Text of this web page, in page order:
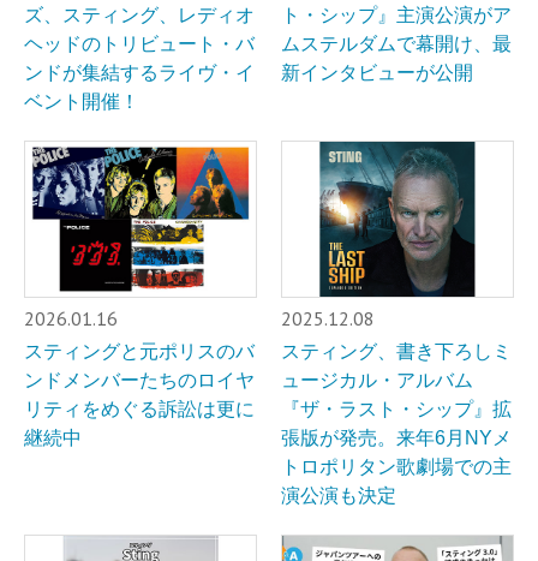
ズ、スティング、レディオ
ヘッドのトリビュート・バ
ンドが集結するライヴ・イ
ベント開催！
ト・シップ』主演公演がア
ムステルダムで幕開け、最
新インタビューが公開
2026.01.16
スティングと元ポリスのバ
ンドメンバーたちのロイヤ
リティをめぐる訴訟は更に
継続中
2025.12.08
スティング、書き下ろしミ
ュージカル・アルバム
『ザ・ラスト・シップ』拡
張版が発売。来年6月NYメ
トロポリタン歌劇場での主
演公演も決定